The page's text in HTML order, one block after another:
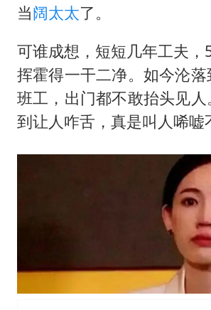
戚薇谈把脸交
多个明星演
习近平心系
当阔太太了。
可谁成想，短短几年工夫，
挥霍得一干二净。如今沦
班工，出门都不敢抬头见
到让人咋舌，真是叫人唏嘘